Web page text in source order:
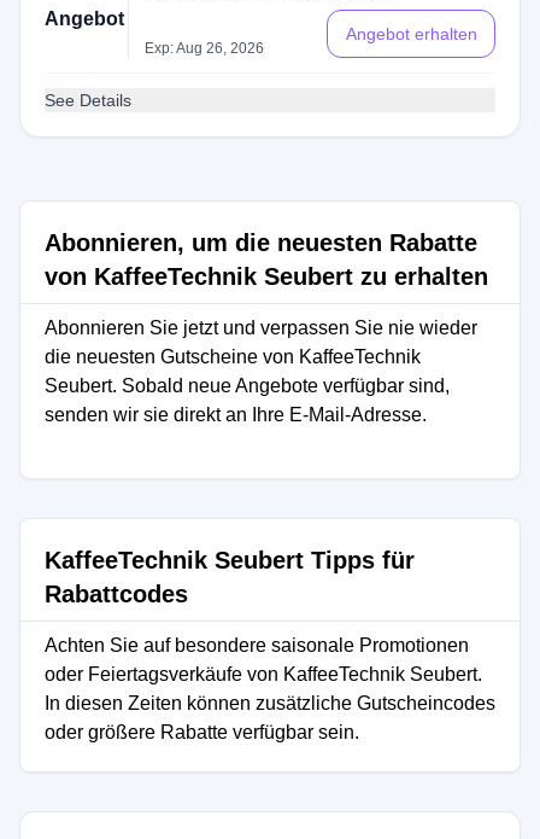
Angebot
Exp: Aug 26, 2026
Angebot erhalten
See Details
Abonnieren, um die neuesten Rabatte
von KaffeeTechnik Seubert zu erhalten
Abonnieren Sie jetzt und verpassen Sie nie wieder
die neuesten Gutscheine von KaffeeTechnik
Seubert. Sobald neue Angebote verfügbar sind,
senden wir sie direkt an Ihre E-Mail-Adresse.
KaffeeTechnik Seubert Tipps für
Rabattcodes
Achten Sie auf besondere saisonale Promotionen
oder Feiertagsverkäufe von KaffeeTechnik Seubert.
In diesen Zeiten können zusätzliche Gutscheincodes
oder größere Rabatte verfügbar sein.